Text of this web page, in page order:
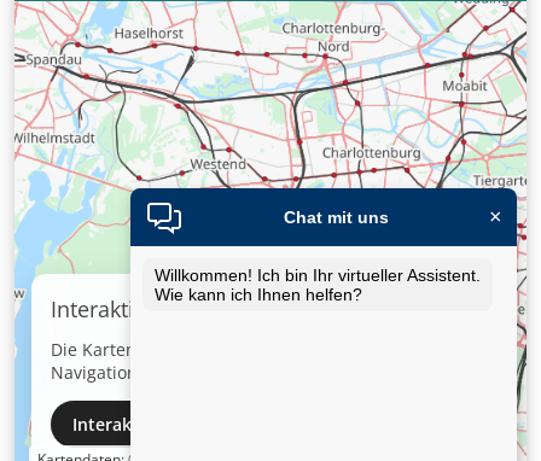
Interaktive Karte laden
Die Kartenvorschau zeigt den Standort. Für Zoom und
Navigation können Sie die interaktive Karte laden.
Interaktive Map laden
Chat mit uns ×
Willkommen! Ich bin Ihr virtueller Assistent.
Wie kann ich Ihnen helfen?